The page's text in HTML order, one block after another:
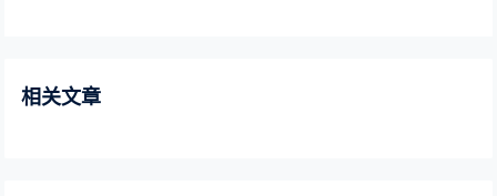
相关文章